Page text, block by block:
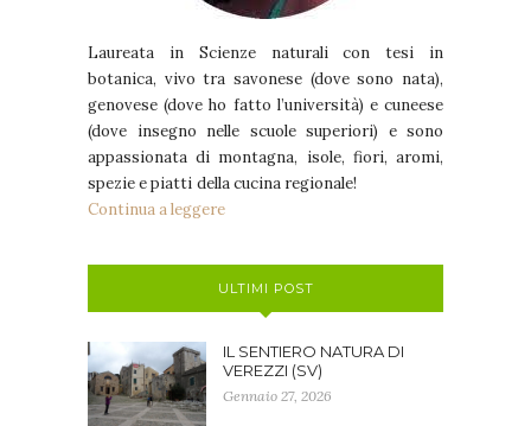
Laureata in Scienze naturali con tesi in
botanica, vivo tra savonese (dove sono nata),
genovese (dove ho fatto l’università) e cuneese
(dove insegno nelle scuole superiori) e sono
appassionata di montagna, isole, fiori, aromi,
spezie e piatti della cucina regionale!
Continua a leggere
ULTIMI POST
IL SENTIERO NATURA DI
VEREZZI (SV)
Gennaio 27, 2026